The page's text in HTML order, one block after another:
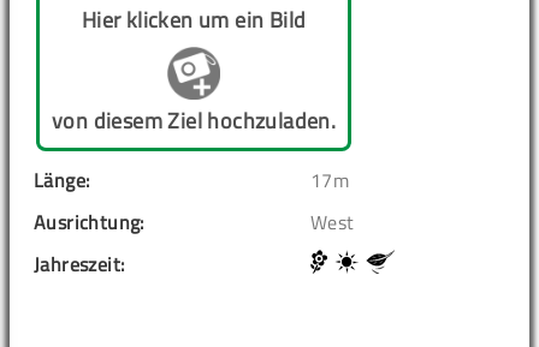
Hier klicken um ein Bild
von diesem Ziel hochzuladen.
Länge:
17m
Ausrichtung:
West
Jahreszeit: